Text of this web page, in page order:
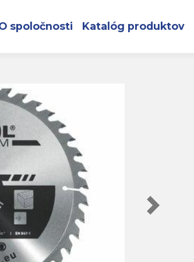
spoločnosti Katalóg produktov